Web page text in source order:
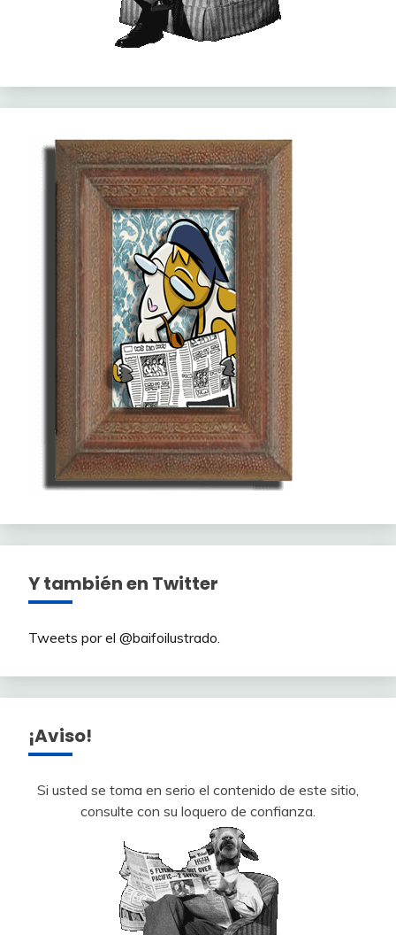
Y también en Twitter
Tweets por el @baifoilustrado.
¡Aviso!
Si usted se toma en serio el contenido de este sitio,
consulte con su loquero de confianza.